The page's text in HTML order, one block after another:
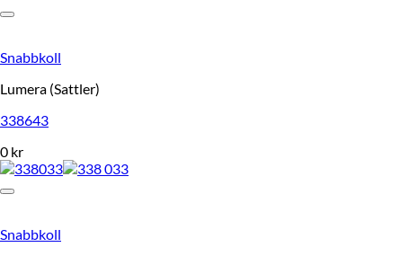
Snabbkoll
Lumera (Sattler)
338643
0 kr
Snabbkoll